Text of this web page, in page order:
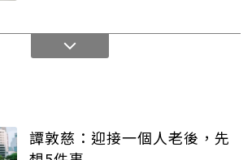
譚敦慈：迎接一個人老後，先